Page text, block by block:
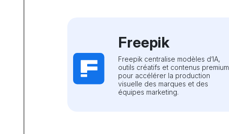
Freepik
Freepik centralise modèles d’IA,
outils créatifs et contenus premium
pour accélérer la production
visuelle des marques et des
équipes marketing.